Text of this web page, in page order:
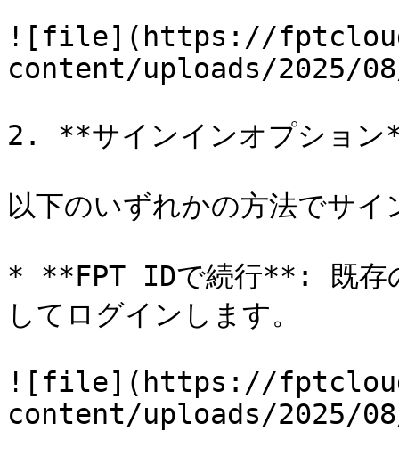
![file](https://
content/uploads/2025/
2. **サインインオプショ
以下のいずれかの方法でサ
* **FPT IDで続行**: 既存の
してログインします。
![file](https://
content/uploads/2025/